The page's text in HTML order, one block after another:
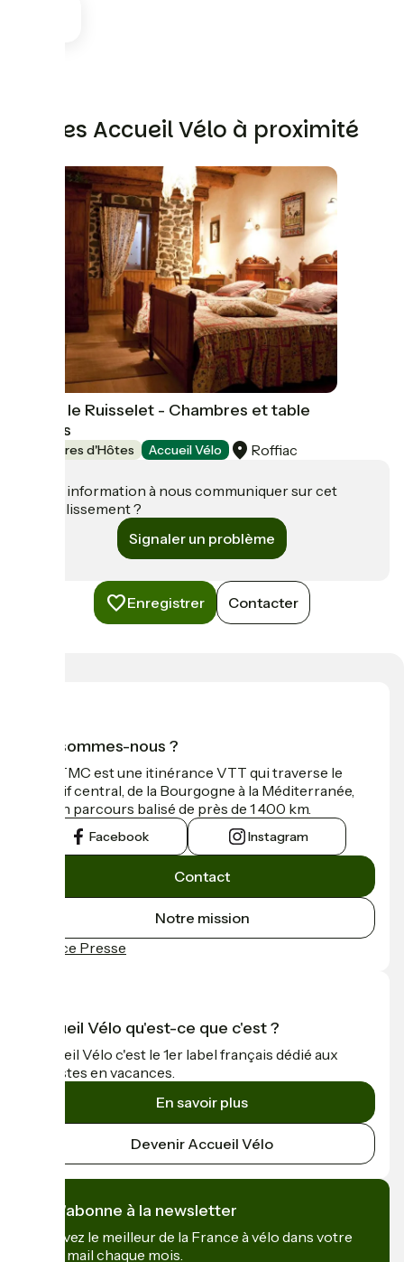
Autres Accueil Vélo à proximité
Ferme le Ruisselet - Chambres et table
d'hôtes
Chambres d'Hôtes Accueil Vélo Roffiac
Une information à nous communiquer sur cet
établissement ?
Signaler un problème
Enregistrer Contacter
Qui sommes-nous ?
La GTMC est une itinérance VTT qui traverse le
Massif central, de la Bourgogne à la Méditerranée,
sur un parcours balisé de près de 1 400 km.
Facebook Instagram
Contact
Notre mission
Espace Presse
Accueil Vélo qu'est-ce que c'est ?
Accueil Vélo c'est le 1er label français dédié aux
cyclistes en vacances.
En savoir plus
Devenir Accueil Vélo
Je m'abonne à la newsletter
Recevez le meilleur de la France à vélo dans votre
boîte mail chaque mois.